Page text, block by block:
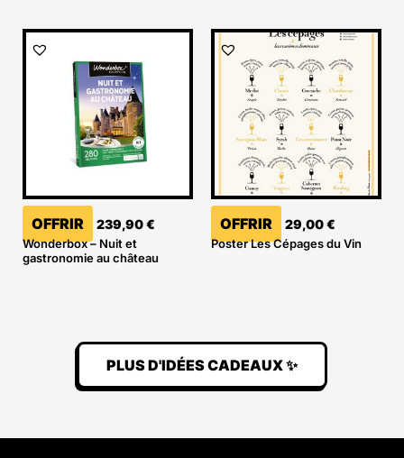
OFFRIR 239,90€
Wonderbox – Nuit et
gastronomie au château
OFFRIR 29,00€
Poster Les Cépages du Vin
PLUS D'IDÉES CADEAUX ✨